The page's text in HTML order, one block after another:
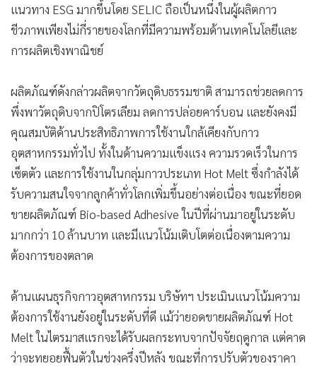
แนวทาง ESG มากขึ้นโดย SELIC ถือเป็นหนึ่งในผู้ผลิตกาว
ชีวภาพเพียงไม่กี่รายของโลกที่มีความพร้อมด้านเทคโนโลยีและ
การผลิตเชิงพาณิชย์
ผลิตภัณฑ์ดังกล่าวผลิตจากวัตถุดิบธรรมชาติ สามารถช่วยลดการ
พึ่งพาวัตถุดิบจากปิโตรเลียม ลดการปล่อยคาร์บอน และยังคงมี
คุณสมบัติด้านประสิทธิภาพการใช้งานใกล้เคียงกับกาว
อุตสาหกรรมทั่วไป ทั้งในด้านความแข็งแรง ความรวดเร็วในการ
เซ็ตตัว และการใช้งานในกลุ่มกาวประเภท Hot Melt ซึ่งกำลังได้
รับความสนใจจากลูกค้าทั่วโลกเพิ่มขึ้นอย่างต่อเนื่อง ขณะที่ยอด
ขายผลิตภัณฑ์ Bio-based Adhesive ในปีที่ผ่านมาอยู่ในระดับ
มากกว่า 10 ล้านบาท และมีแนวโน้มเติบโตต่อเนื่องตามความ
ต้องการของตลาด
ด้านแผนธุรกิจกาวอุตสาหกรรม บริษัทฯ ประเมินแนวโน้มความ
ต้องการใช้งานยังอยู่ในระดับที่ดี แม้ว่ายอดขายผลิตภัณฑ์ Hot
Melt ในไตรมาสแรกจะได้รับผลกระทบจากปัจจัยฤดูกาล แต่คาด
ว่าจะทยอยฟื้นตัวในช่วงครึ่งปีหลัง ขณะที่การปรับตัวของราคา